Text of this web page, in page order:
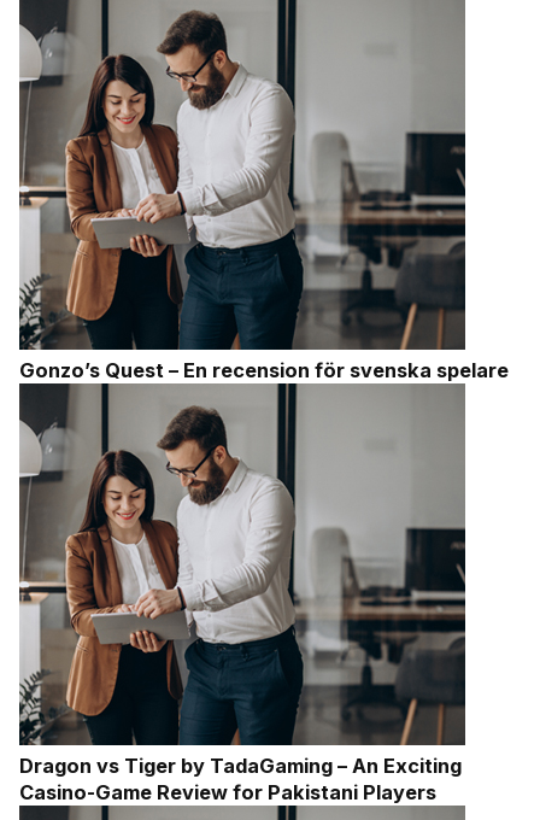
Gonzo’s Quest – En recension för svenska spelare
Dragon vs Tiger by TadaGaming – An Exciting
Casino-Game Review for Pakistani Players